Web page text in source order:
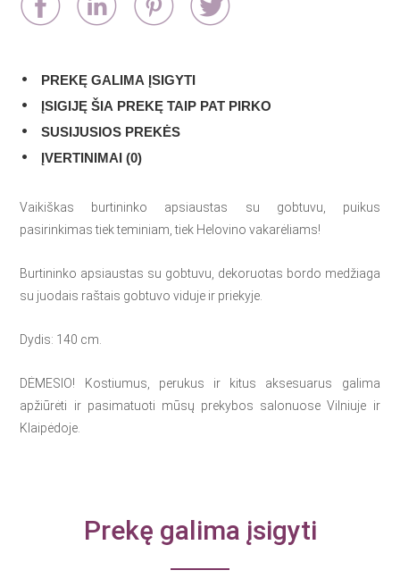
PREKĘ GALIMA ĮSIGYTI
ĮSIGIJĘ ŠIA PREKĘ TAIP PAT PIRKO
SUSIJUSIOS PREKĖS
ĮVERTINIMAI (0)
Vaikiškas burtininko apsiaustas su gobtuvu, puikus
pasirinkimas tiek teminiam, tiek Helovino vakarėliams!
Burtininko apsiaustas su gobtuvu, dekoruotas bordo medžiaga
su juodais raštais gobtuvo viduje ir priekyje.
Dydis: 140 cm.
DĖMESIO! Kostiumus, perukus ir kitus aksesuarus galima
apžiūrėti ir pasimatuoti mūsų prekybos salonuose Vilniuje ir
Klaipėdoje.
Prekę galima įsigyti